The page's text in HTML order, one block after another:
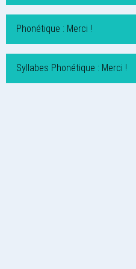
Phonétique : Merci !
Syllabes Phonétique : Merci !